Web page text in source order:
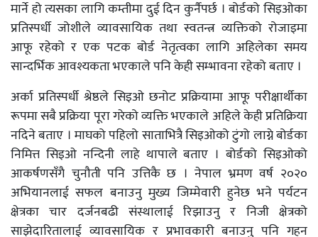
मार्ने हो त्यसका लागि कम्तीमा दुई दिन कुर्नैपर्छ । बोर्डको सिइओका
प्रतिस्पर्धी जोशीले व्यावसायिक तथा स्वतन्त्र व्यक्तिको रोजाइमा
आफू रहेको र एक पटक बोर्ड नेतृत्वका लागि अहिलेका समय
सान्दर्भिक आवश्यकता भएकाले पनि केही सम्भावना रहेको बताए ।
अर्का प्रतिस्पर्धी श्रेष्ठले सिइओ छनोट प्रक्रियामा आफू परीक्षार्थीका
रूपमा सबै प्रक्रिया पूरा गरेको व्यक्ति भएकाले अहिले केही प्रतिक्रिया
नदिने बताए । माघको पहिलो साताभित्रै सिइओको टुंगो लाग्ने बोर्डका
निमित्त सिइओ नन्दिनी लाहे थापाले बताए । बोर्डको सिइओको
आकर्षणसँगै चुनौती पनि उत्तिकै छ । नेपाल भ्रमण वर्ष २०२०
अभियानलाई सफल बनाउनु मुख्य जिम्मेवारी हुनेछ भने पर्यटन
क्षेत्रका चार दर्जनबढी संस्थालाई रिझाउनु र निजी क्षेत्रको
साझेदारितालाई व्यावसायिक र प्रभावकारी बनाउनु पनि गहन